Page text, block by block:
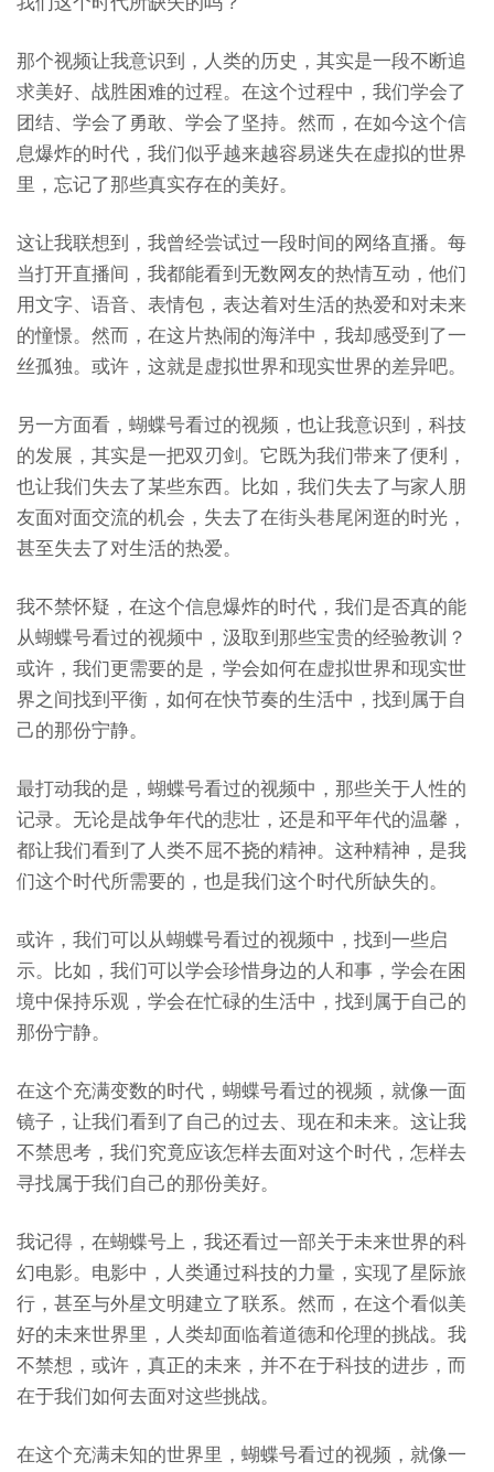
那个视频让我意识到，人类的历史，其实是一段不断追
求美好、战胜困难的过程。在这个过程中，我们学会了
团结、学会了勇敢、学会了坚持。然而，在如今这个信
息爆炸的时代，我们似乎越来越容易迷失在虚拟的世界
里，忘记了那些真实存在的美好。
这让我联想到，我曾经尝试过一段时间的网络直播。每
当打开直播间，我都能看到无数网友的热情互动，他们
用文字、语音、表情包，表达着对生活的热爱和对未来
的憧憬。然而，在这片热闹的海洋中，我却感受到了一
丝孤独。或许，这就是虚拟世界和现实世界的差异吧。
另一方面看，蝴蝶号看过的视频，也让我意识到，科技
的发展，其实是一把双刃剑。它既为我们带来了便利，
也让我们失去了某些东西。比如，我们失去了与家人朋
友面对面交流的机会，失去了在街头巷尾闲逛的时光，
甚至失去了对生活的热爱。
我不禁怀疑，在这个信息爆炸的时代，我们是否真的能
从蝴蝶号看过的视频中，汲取到那些宝贵的经验教训？
或许，我们更需要的是，学会如何在虚拟世界和现实世
界之间找到平衡，如何在快节奏的生活中，找到属于自
己的那份宁静。
最打动我的是，蝴蝶号看过的视频中，那些关于人性的
记录。无论是战争年代的悲壮，还是和平年代的温馨，
都让我们看到了人类不屈不挠的精神。这种精神，是我
们这个时代所需要的，也是我们这个时代所缺失的。
或许，我们可以从蝴蝶号看过的视频中，找到一些启
示。比如，我们可以学会珍惜身边的人和事，学会在困
境中保持乐观，学会在忙碌的生活中，找到属于自己的
那份宁静。
在这个充满变数的时代，蝴蝶号看过的视频，就像一面
镜子，让我们看到了自己的过去、现在和未来。这让我
不禁思考，我们究竟应该怎样去面对这个时代，怎样去
寻找属于我们自己的那份美好。
我记得，在蝴蝶号上，我还看过一部关于未来世界的科
幻电影。电影中，人类通过科技的力量，实现了星际旅
行，甚至与外星文明建立了联系。然而，在这个看似美
好的未来世界里，人类却面临着道德和伦理的挑战。我
不禁想，或许，真正的未来，并不在于科技的进步，而
在于我们如何去面对这些挑战。
在这个充满未知的世界里，蝴蝶号看过的视频，就像一